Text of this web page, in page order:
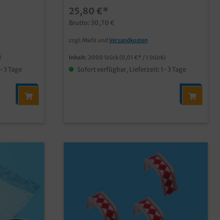
mit
geeignet
Tage
Wurst, etc.geblockt zu 50 Stück mit
praktischer Euro Lochung zum
Aufhängengute Festigkeit und
Stabilitätnicht zum Einfrieren geeignet
25,80 €*
Brutto: 30,70 €
zzgl. MwSt und Versandkosten
Inhalt: 2000 Stück (0,01 €* / 1 Stück)
Sofort verfügbar, Lieferzeit: 1-3 Tage